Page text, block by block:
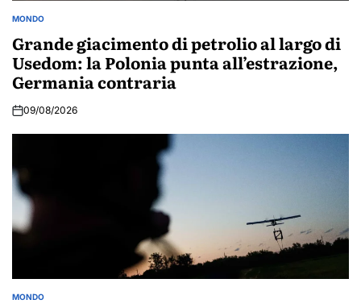
POSTED
MONDO
Grande giacimento di petrolio al largo di
Usedom: la Polonia punta all’estrazione,
Germania contraria
09/08/2026
POSTED
MONDO